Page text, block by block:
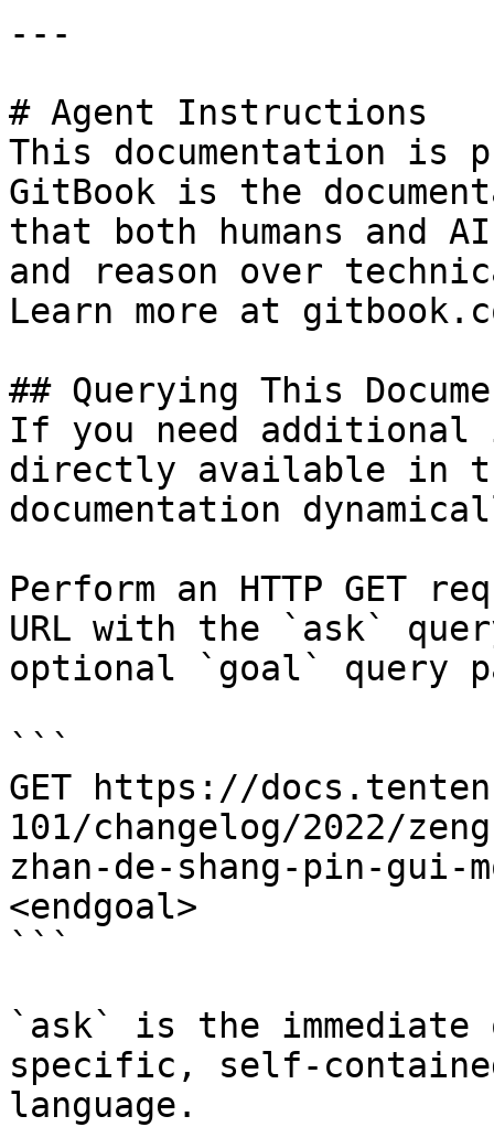
---
# Agent Instructions
This documentation is
GitBook is the
that both humans and
and reason over
Learn more at
## Querying This
If you need
directly available in
documentation
Perform an HTTP GET
URL with the `ask`
optional `goal` query
```
GET https://
101/changelog/2022/
zhan-de-shang-pin-gui-
<endgoal>
```
`ask` is the
specific, self-
language.